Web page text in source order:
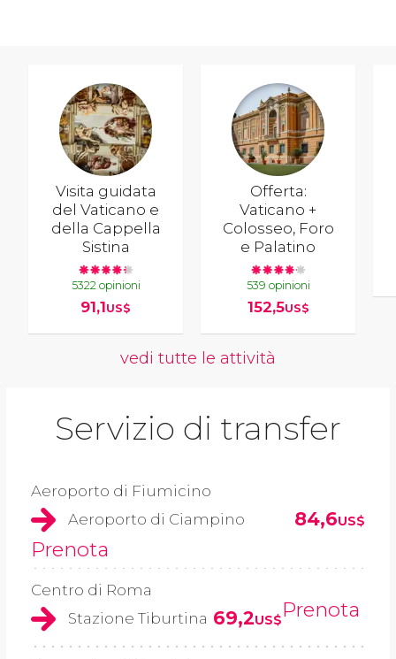
Visita guidata
del Vaticano e
della Cappella
Sistina
5322 opinioni
91,1US$
Offerta:
Vaticano +
Colosseo, Foro
e Palatino
539 opinioni
152,5US$
vedi tutte le attività
Servizio di transfer
Aeroporto di Fiumicino
Aeroporto di Ciampino
84,6US$
Prenota
Centro di Roma
Stazione Tiburtina 69,2US$Prenota